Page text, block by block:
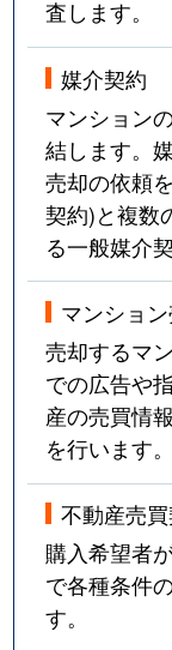
査します。
媒介契約
マンション
結します。
売却の依頼
契約)と複数
る一般媒介
マンショ
売却するマ
での広告や
産の売買情
を行います。
不動産売
購入希望者
で各種条件
す。